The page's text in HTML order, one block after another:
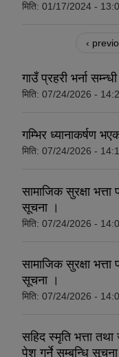
मिति: 01/17/2024 -
‹
गाउँ प्रहरी भर्ना
मिति: 07/24/2026 -
गम्भिर ध्यानाकर्षण
मिति: 07/24/2026 -
सामाजिक सुरक्षा भत्ता
सूचना ।
मिति: 07/24/2026 -
सामाजिक सुरक्षा भत्ता
सूचना ।
मिति: 07/24/2026 -
सहिद स्मृति भत्ता तथा
पेश गर्ने सम्बन्धि